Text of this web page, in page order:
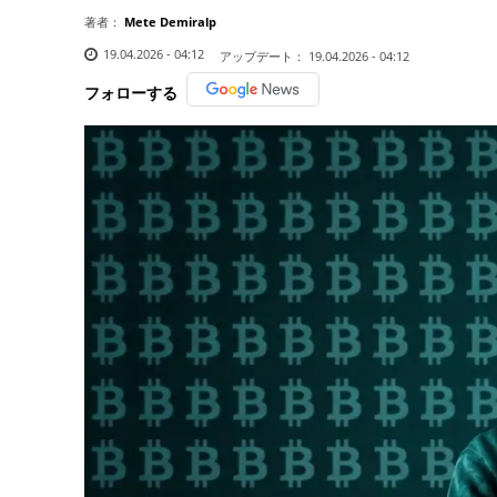
著者： Mete Demiralp
19.04.2026 - 04:12
アップデート： 19.04.2026 - 04:12
フォローする